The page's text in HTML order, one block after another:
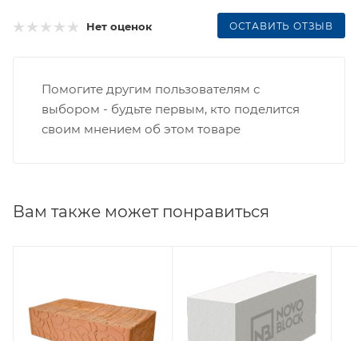
Нет оценок ОСТАВИТЬ ОТЗЫВ
Помогите другим пользователям с
выбором - будьте первым, кто поделится
своим мнением об этом товаре
Вам также может понравиться